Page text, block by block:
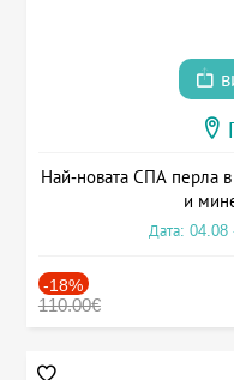
Най-новата СПА перла
и
Дата: 04.08
-18%
110.00€